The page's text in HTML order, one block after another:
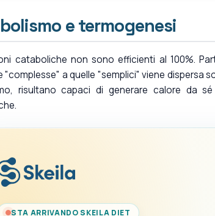
e termogenesi
cataboliche non sono efficienti al 100%.
"complesse" a quelle "semplici" viene dispersa
risultano capaci di generare calore da
STA ARRIVANDO SKEILA DIET